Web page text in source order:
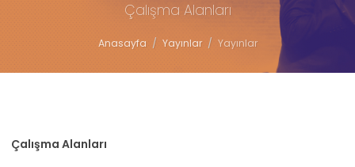
Çalışma Alanları
Anasayfa Yayınlar Yayınlar
Çalışma Alanları